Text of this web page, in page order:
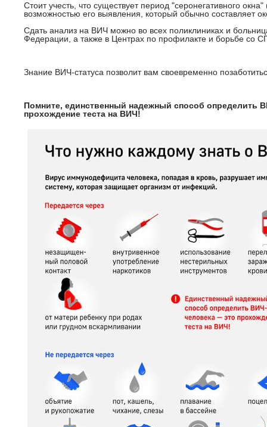
Стоит учесть, что существует период "серонегативного
возможностью его выявления, который обычно составляет
Сдать анализ на ВИЧ можно во всех поликлиниках и
Федерации, а также в Центрах по профилакте и борьбе со
Знание ВИЧ-статуса позволит вам своевременно
Помните, единственный надежный способ определить
прохождение теста на ВИЧ!